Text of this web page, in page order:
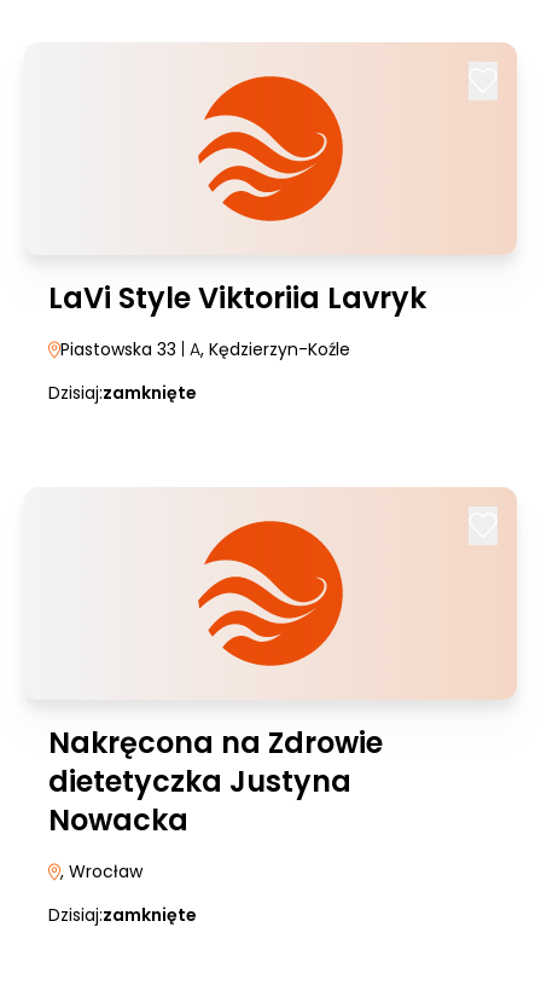
LaVi Style Viktoriia Lavryk
Piastowska 33 | A, Kędzierzyn-Koźle
Dzisiaj:zamknięte
Nakręcona na Zdrowie
dietetyczka Justyna
Nowacka
, Wrocław
Dzisiaj:zamknięte